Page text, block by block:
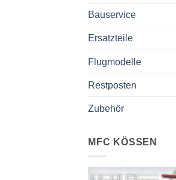
Bauservice
Ersatzteile
Flugmodelle
Restposten
Zubehör
MFC KÖSSEN